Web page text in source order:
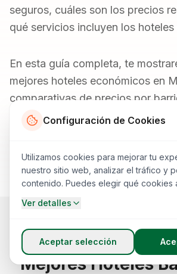
seguros, cuáles son los precios
qué servicios incluyen los
En esta guía completa, te
mejores hoteles económicos en
comparativas de precios por
probados para ahorrar dinero, y
COMPARATIVA
Mejores Hoteles
Configuración de Cookies
Utilizamos cookies para mejorar tu
nuestro sitio web, analizar el tráfico y
contenido. Puedes elegir qué cookies
Ver detalles
Aceptar selección